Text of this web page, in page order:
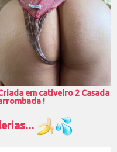
em cativeiro 2 Casada
!